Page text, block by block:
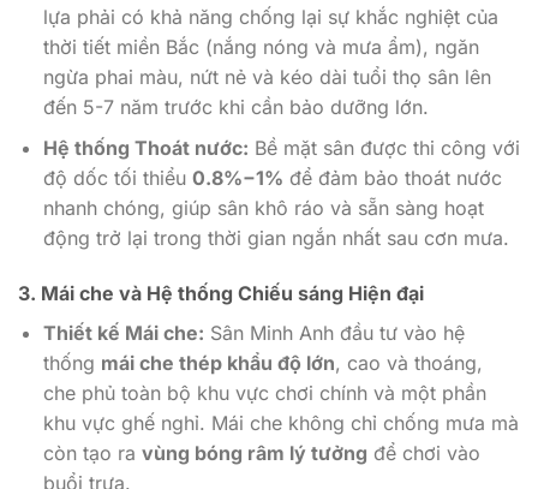
lựa phải có khả năng chống lại sự khắc nghiệt của
thời tiết miền Bắc (nắng nóng và mưa ẩm), ngăn
ngừa phai màu, nứt nẻ và kéo dài tuổi thọ sân lên
đến 5-7 năm trước khi cần bảo dưỡng lớn.
Hệ thống Thoát nước: Bề mặt sân được thi công với
độ dốc tối thiểu 0.8%−1% để đảm bảo thoát nước
nhanh chóng, giúp sân khô ráo và sẵn sàng hoạt
động trở lại trong thời gian ngắn nhất sau cơn mưa.
3. Mái che và Hệ thống Chiếu sáng Hiện đại
Thiết kế Mái che: Sân Minh Anh đầu tư vào hệ
thống mái che thép khẩu độ lớn, cao và thoáng,
che phủ toàn bộ khu vực chơi chính và một phần
khu vực ghế nghỉ. Mái che không chỉ chống mưa mà
còn tạo ra vùng bóng râm lý tưởng để chơi vào
buổi trưa.